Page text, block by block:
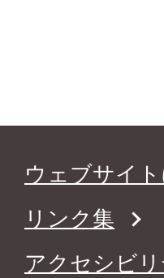
ウェブサイ
リンク集
アクセシビリ